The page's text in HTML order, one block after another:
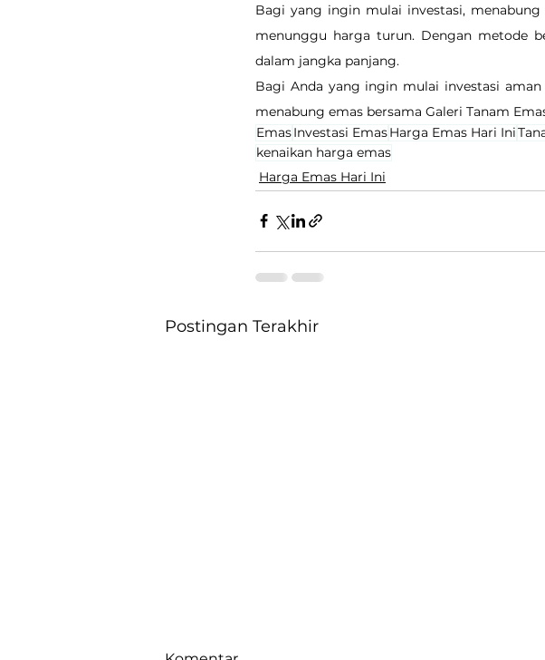
Bagi yang ingin mulai investasi,
menunggu harga turun. Dengan metode
dalam jangka panjang.
Bagi Anda yang ingin mulai investasi
menabung emas bersama Galeri Tanam
EmasInvestasi EmasHarga Emas Hari Ini
kenaikan harga emas
Harga Emas Hari Ini
Postingan Terakhir